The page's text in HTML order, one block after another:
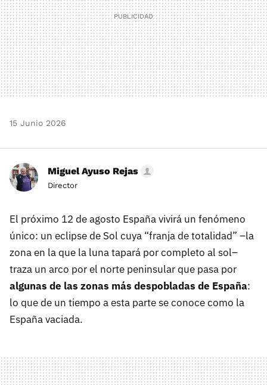
15 Junio 2026
Miguel Ayuso Rejas
Director
El próximo 12 de agosto España vivirá un fenómeno
único: un eclipse de Sol cuya “franja de totalidad” –la
zona en la que la luna tapará por completo al sol–
traza un arco por el norte peninsular que pasa por
algunas de las zonas más despobladas de España:
lo que de un tiempo a esta parte se conoce como la
España vaciada.